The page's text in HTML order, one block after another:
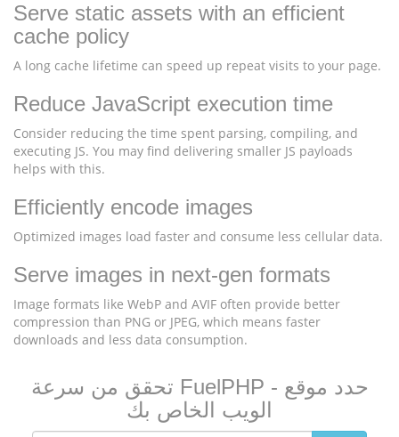
Serve static assets with an efficient
cache policy
A long cache lifetime can speed up repeat visits to your page.
Reduce JavaScript execution time
Consider reducing the time spent parsing, compiling, and
executing JS. You may find delivering smaller JS payloads
helps with this.
Efficiently encode images
Optimized images load faster and consume less cellular data.
Serve images in next-gen formats
Image formats like WebP and AVIF often provide better
compression than PNG or JPEG, which means faster
downloads and less data consumption.
تحقق من سرعة FuelPHP - حدد موقع
الويب الخاص بك